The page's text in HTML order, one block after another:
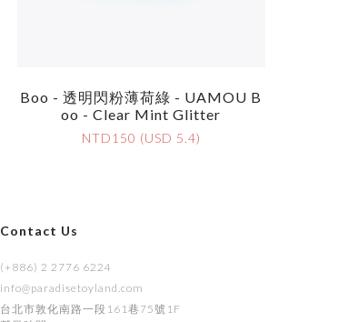
Boo - 透明閃粉薄荷綠 - UAMOU B
Oo - Clear Mint Glitter
NTD150 (USD 5.4)
Contact Us
(+886) 2 2776 6224
info@paradisetoyland.com
台北市敦化南路一段161巷75號1F